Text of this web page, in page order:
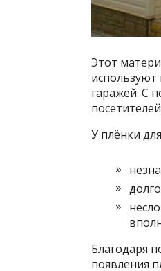
Этот
используют
гаражей. С
У плёнки
Благодаря
появления